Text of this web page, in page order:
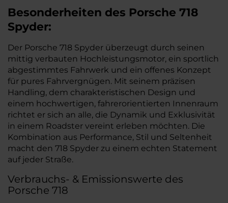
Besonderheiten des Porsche 718
Spyder:
Der Porsche 718 Spyder überzeugt durch seinen
mittig verbauten Hochleistungsmotor, ein sportlich
abgestimmtes Fahrwerk und ein offenes Konzept
für pures Fahrvergnügen. Mit seinem präzisen
Handling, dem charakteristischen Design und
einem hochwertigen, fahrerorientierten Innenraum
richtet er sich an alle, die Dynamik und Exklusivität
in einem Roadster vereint erleben möchten. Die
Kombination aus Performance, Stil und Seltenheit
macht den 718 Spyder zu einem echten Statement
auf jeder Straße.
Verbrauchs- & Emissionswerte des
Porsche 718